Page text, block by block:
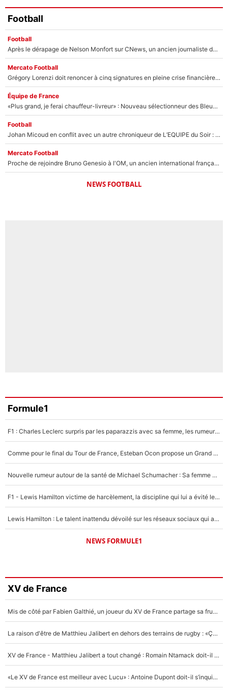
Football
Football
Après le dérapage de Nelson Monfort sur CNews, un ancien journaliste de France Télévisions relance la polémique sur les incendies en Gironde
Mercato Football
Grégory Lorenzi doit renoncer à cinq signatures en pleine crise financière : L’IA propose sept noms à l’OM pour un mercato réussi... à seulement 5M€ !
Équipe de France
«Plus grand, je ferai chauffeur-livreur» : Nouveau sélectionneur des Bleus, Zinédine Zidane s’était imaginé un avenir très différent lorsqu'il était enfant
Football
Johan Micoud en conflit avec un autre chroniqueur de L’EQUIPE du Soir : «Pendant un moment, je ne les ai pas remis ensemble dans l'émission»
Mercato Football
Proche de rejoindre Bruno Genesio à l'OM, un ancien international français va finalement débarquer... sur RMC !
NEWS FOOTBALL
Formule1
F1 : Charles Leclerc surpris par les paparazzis avec sa femme, les rumeurs étaient vraies !
Comme pour le final du Tour de France, Esteban Ocon propose un Grand Prix de Formule 1 à Paris : «Autour de l’Arc de Triomphe, ce serait génial» !
Nouvelle rumeur autour de la santé de Michael Schumacher : Sa femme Corinna sort du silence
F1 - Lewis Hamilton victime de harcèlement, la discipline qui lui a évité le pire : «J'aurais probablement mal tourné»
Lewis Hamilton : Le talent inattendu dévoilé sur les réseaux sociaux qui a impressionné Kim Kardashian pendant leurs vacances en amoureux !
NEWS FORMULE1
XV de France
Mis de côté par Fabien Galthié, un joueur du XV de France partage sa frustration : «ils ne me l’ont pas dit tout de suite»
La raison d'être de Matthieu Jalibert en dehors des terrains de rugby : «Ça m'atteint autant que si tu touches à un membre de ma famille»
XV de France - Matthieu Jalibert a tout changé : Romain Ntamack doit-il s’inquiéter pour sa place à un an de la Coupe du monde ?
«Le XV de France est meilleur avec Lucu» : Antoine Dupont doit-il s’inquiéter pour sa place ?